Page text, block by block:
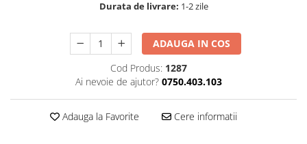
Lănțișoare cu Semilună
Lănțișoare cu Animale
Lănțișoare cu Molecule
Lănțișoare cu Pietre Naturale
Lănțișoare Argint Diverse
COLIERE CU PERLE
Durata de livrare: 1-2 zile
ADAUGA IN COS
Cod Produs: 1287
Ai nevoie de ajutor? 0750.403.103
Adauga la Favorite Cere informatii